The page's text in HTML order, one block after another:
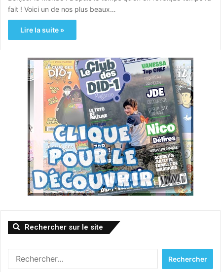
fait ! Voici un de nos plus beaux…
Lire la suite »
Rechercher sur le site